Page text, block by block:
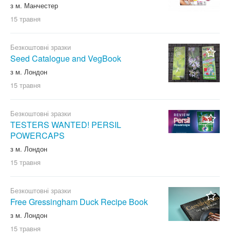
з м. Манчестер
15 травня
Безкоштовні зразки
Seed Catalogue and VegBook
з м. Лондон
15 травня
Безкоштовні зразки
TESTERS WANTED! PERSIL
POWERCAPS
з м. Лондон
15 травня
Безкоштовні зразки
Free Gressingham Duck Recipe Book
з м. Лондон
15 травня